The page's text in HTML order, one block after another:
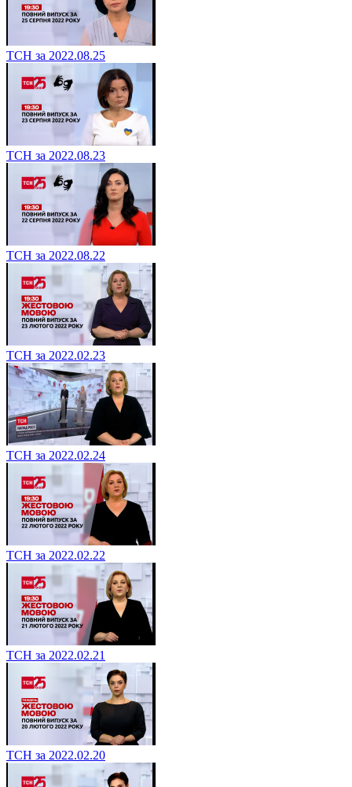
ТСН за 2022.08.25
ТСН за 2022.08.23
ТСН за 2022.08.22
ТСН за 2022.02.23
ТСН за 2022.02.24
ТСН за 2022.02.22
ТСН за 2022.02.21
ТСН за 2022.02.20